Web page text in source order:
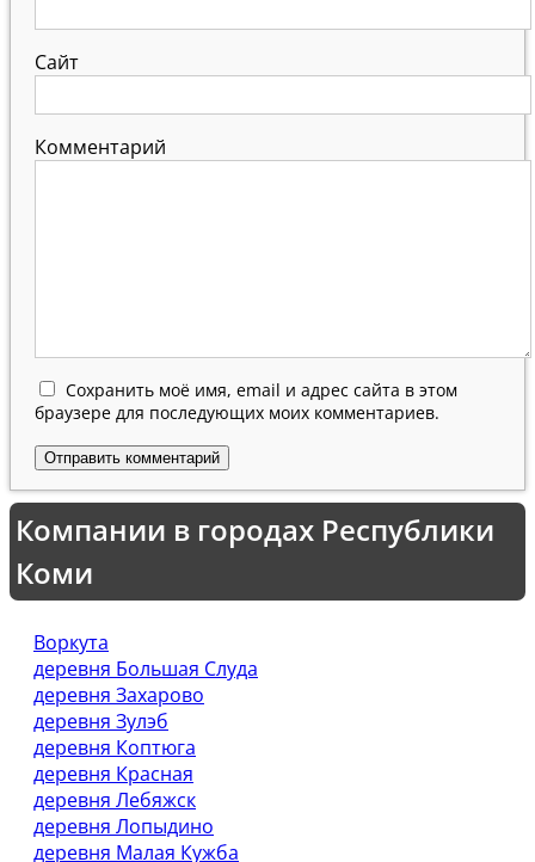
Сайт
Комментарий
Сохранить моё имя, email и адрес сайта в этом
браузере для последующих моих комментариев.
Компании в городах Республики
Коми
Воркута
деревня Большая Слуда
деревня Захарово
деревня Зулэб
деревня Коптюга
деревня Красная
деревня Лебяжск
деревня Лопыдино
деревня Малая Кужба